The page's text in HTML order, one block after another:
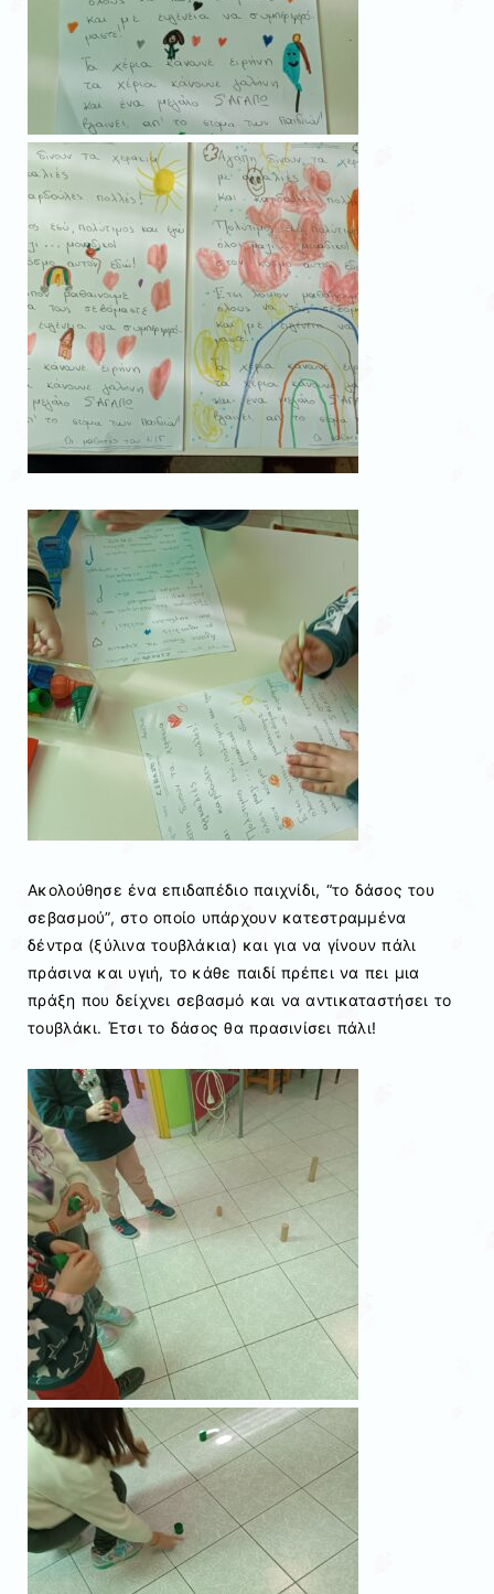
Ακολούθησε ένα επιδαπέδιο παιχνίδι, “το δάσος του
σεβασμού”, στο οποίο υπάρχουν κατεστραμμένα
δέντρα (ξύλινα τουβλάκια) και για να γίνουν πάλι
πράσινα και υγιή, το κάθε παιδί πρέπει να πει μια
πράξη που δείχνει σεβασμό και να αντικαταστήσει το
τουβλάκι. Έτσι το δάσος θα πρασινίσει πάλι!